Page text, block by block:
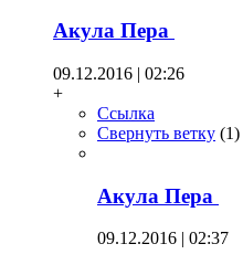
Акула Пера
09.12.2016 | 02:26
+
Ссылка
Свернуть ветку (1)
Акула Пера
09.12.2016 | 02:37